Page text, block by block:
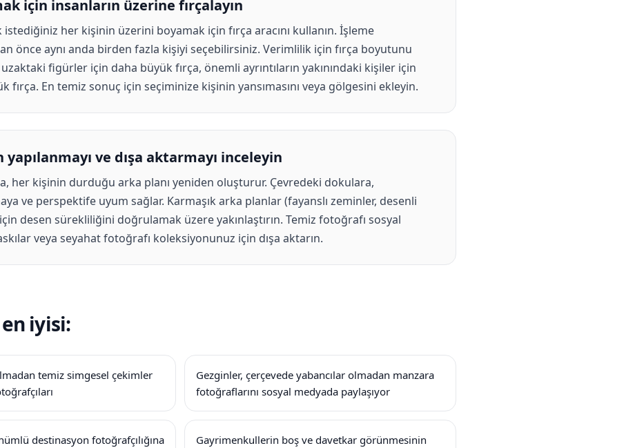
için insanların üzerine fırçalayın
istediğiniz her kişinin üzerini boyamak için fırça aracını kullanın. İşleme
önce aynı anda birden fazla kişiyi seçebilirsiniz. Verimlilik için fırça boyutunu
uzaktaki figürler için daha büyük fırça, önemli ayrıntıların yakınındaki kişiler için
fırça. En temiz sonuç için seçiminize kişinin yansımasını veya gölgesini ekleyin.
yapılanmayı ve dışa aktarmayı inceleyin
her kişinin durduğu arka planı yeniden oluşturur. Çevredeki dokulara,
ve perspektife uyum sağlar. Karmaşık arka planlar (fayanslı zeminler, desenli
desen sürekliliğini doğrulamak üzere yakınlaştırın. Temiz fotoğrafı sosyal
veya seyahat fotoğrafı koleksiyonunuz için dışa aktarın.
iyisi:
temiz simgesel çekimler
Gezginler, çerçevede yabancılar olmadan manzara
fotoğraflarını sosyal medyada paylaşıyor
destinasyon fotoğrafçılığına
Gayrimenkullerin boş ve davetkar görünmesinin